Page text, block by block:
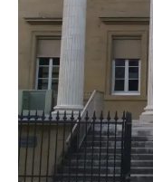
SPORT
CULTURE
SCIENCES & TECH